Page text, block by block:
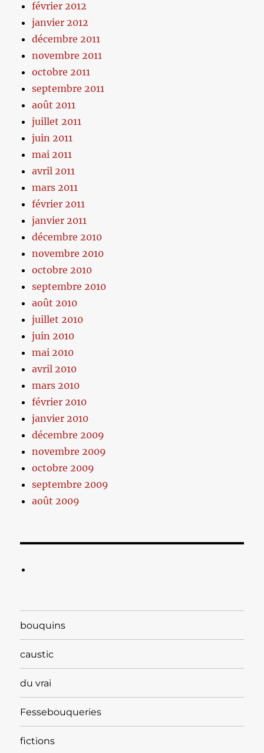
février 2012
janvier 2012
décembre 2011
novembre 2011
octobre 2011
septembre 2011
août 2011
juillet 2011
juin 2011
mai 2011
avril 2011
mars 2011
février 2011
janvier 2011
décembre 2010
novembre 2010
octobre 2010
septembre 2010
août 2010
juillet 2010
juin 2010
mai 2010
avril 2010
mars 2010
février 2010
janvier 2010
décembre 2009
novembre 2009
octobre 2009
septembre 2009
août 2009
bouquins
caustic
du vrai
Fessebouqueries
fictions